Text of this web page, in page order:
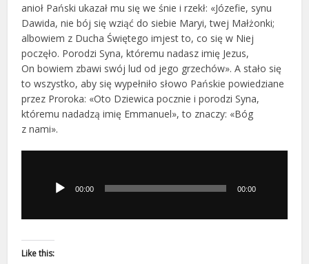
anioł Pański ukazał mu się we śnie i rzekł: «Józefie, synu
Dawida, nie bój się wziąć do siebie Maryi, twej Małżonki;
albowiem z Ducha Świętego imjest to, co się w Niej
poczęło. Porodzi Syna, któremu nadasz imię Jezus,
On bowiem zbawi swój lud od jego grzechów». A stało się
to wszystko, aby się wypełniło słowo Pańskie powiedziane
przez Proroka: «Oto Dziewica pocznie i porodzi Syna,
któremu nadadzą imię Emmanuel», to znaczy: «Bóg
z nami».
dźwiękowych00:00 00:00
Like this: